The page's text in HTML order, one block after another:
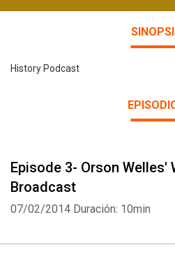
History Podcast
Episode 3- Orson Welles'
Broadcast
07/02/2014 Duración: 10min